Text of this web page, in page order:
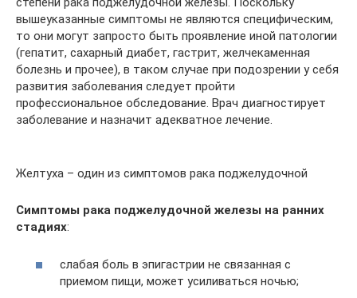
вышеуказанные симптомы не являются специфическим,
то они могут запросто быть проявление иной патологии
(гепатит, сахарный диабет, гастрит, желчекаменная
болезнь и прочее), в таком случае при подозрении у себя
развития заболевания следует пройти
профессиональное обследование. Врач диагностирует
заболевание и назначит адекватное лечение.
Желтуха – один из симптомов рака поджелудочной
Симптомы рака поджелудочной железы на ранних
стадиях:
слабая боль в эпигастрии не связанная с
приемом пищи, может усиливаться ночью;